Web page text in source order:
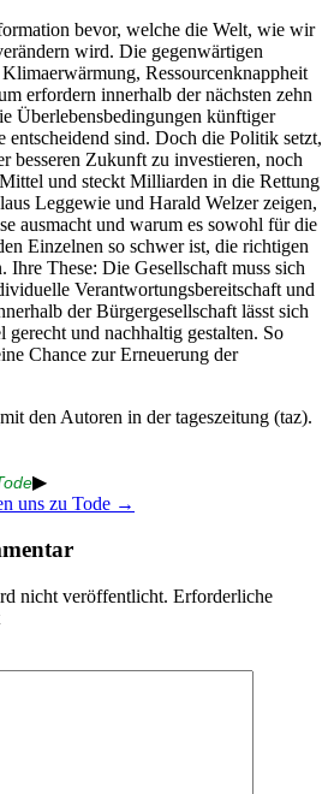
bevor, welche die Welt, wie wir
wird. Die gegenwärtigen
Ressourcenknappheit
erfordern innerhalb der nächsten zehn
Überlebensbedingungen künftiger
entscheidend sind. Doch die Politik setzt,
besseren Zukunft zu investieren, noch
und steckt Milliarden in die Rettung
Leggewie und Harald Welzer zeigen,
ausmacht und warum es sowohl für die
Einzelnen so schwer ist, die richtigen
Ihre These: Die Gesellschaft muss sich
Verantwortungsbereitschaft und
der Bürgergesellschaft lässt sich
gerecht und nachhaltig gestalten. So
Chance zur Erneuerung der
mit den Autoren in der tageszeitung (taz).
▶
uns zu Tode →
nicht veröffentlicht. Erforderliche